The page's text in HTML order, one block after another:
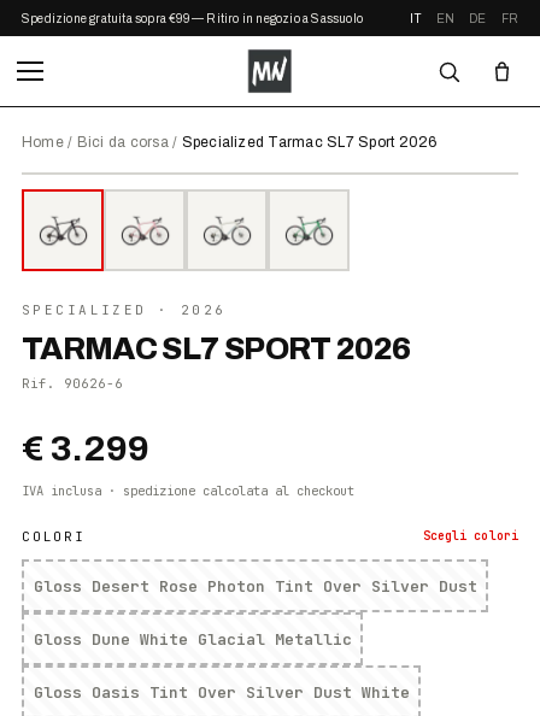
Spedizione gratuita sopra €99 — Ritiro in negozio a Sassuolo IT EN DE FR
Home/ Bici da corsa/ Specialized Tarmac SL7 Sport 2026⤢ ZOOM
SPECIALIZED · 2026
TARMAC SL7 SPORT 2026
Rif. 90626-6
€ 3.299
IVA inclusa · spedizione calcolata al checkout
COLORI Scegli colori
Gloss Desert Rose Photon Tint Over Silver Dust
Gloss Dune White Glacial Metallic
Gloss Oasis Tint Over Silver Dust White